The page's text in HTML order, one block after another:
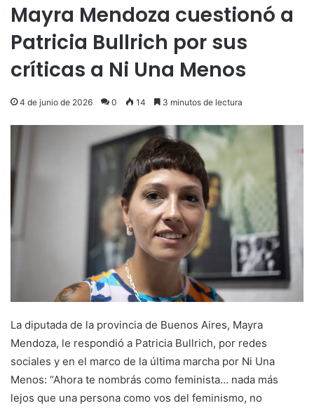
Mayra Mendoza cuestionó a
Patricia Bullrich por sus
críticas a Ni Una Menos
4 de junio de 2026 0 14 3 minutos de lectura
La diputada de la provincia de Buenos Aires, Mayra
Mendoza, le respondió a Patricia Bullrich, por redes
sociales y en el marco de la última marcha por Ni Una
Menos: “Ahora te nombrás como feminista… nada más
lejos que una persona como vos del feminismo, no